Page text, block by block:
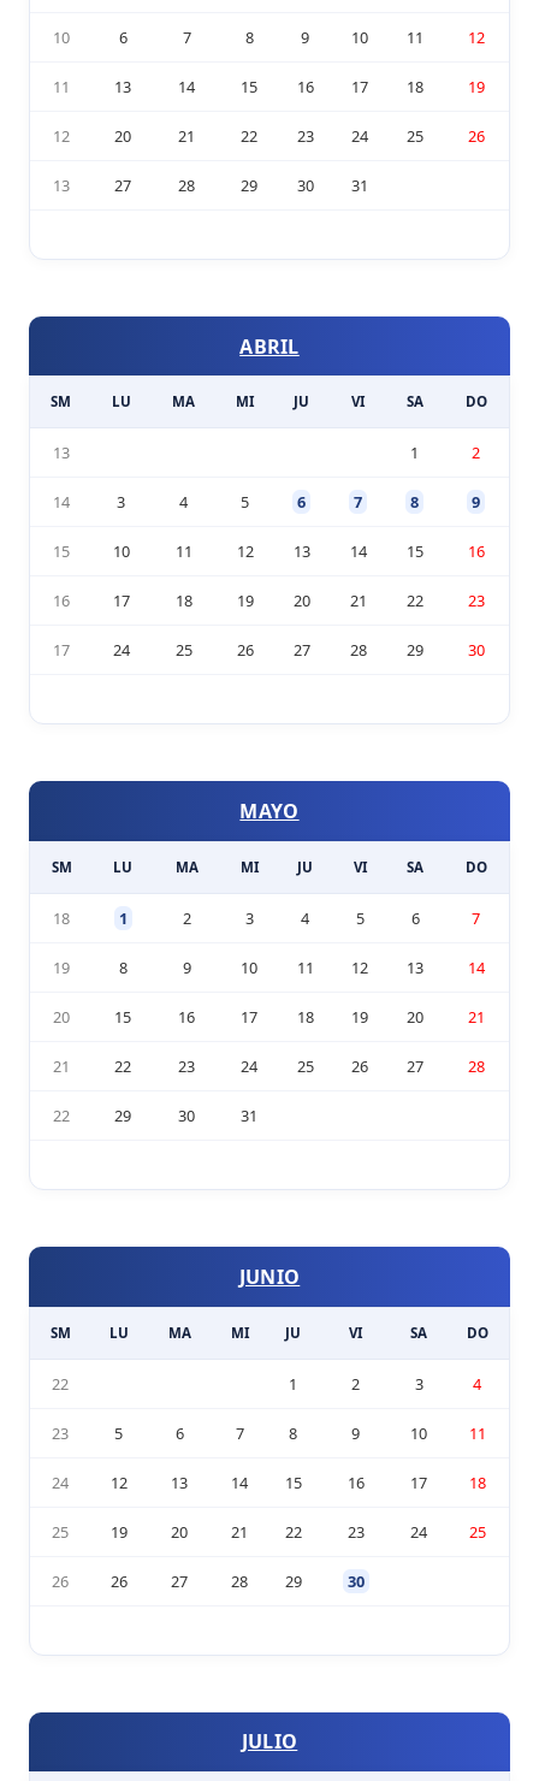
10 6 7 8 9 10 11 12
11 13 14 15 16 17 18 19
12 20 21 22 23 24 25 26
13 27 28 29 30 31
ABRIL
SM LU MA MI JU VI SA DO
13 1 2
14 3 4 5 6 7 8 9
15 10 11 12 13 14 15 16
16 17 18 19 20 21 22 23
17 24 25 26 27 28 29 30
MAYO
SM LU MA MI JU VI SA DO
18 1 2 3 4 5 6 7
19 8 9 10 11 12 13 14
20 15 16 17 18 19 20 21
21 22 23 24 25 26 27 28
22 29 30 31
JUNIO
SM LU MA MI JU VI SA DO
22 1 2 3 4
23 5 6 7 8 9 10 11
24 12 13 14 15 16 17 18
25 19 20 21 22 23 24 25
26 26 27 28 29 30
JULIO